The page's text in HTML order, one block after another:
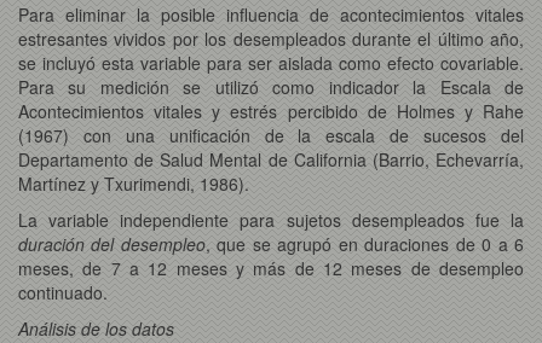
Para eliminar la posible influencia de acontecimientos vitales
estresantes vividos por los desempleados durante el último año,
se incluyó esta variable para ser aislada como efecto covariable.
Para su medición se utilizó como indicador la Escala de
Acontecimientos vitales y estrés percibido de Holmes y Rahe
(1967) con una unificación de la escala de sucesos del
Departamento de Salud Mental de California (Barrio, Echevarría,
Martínez y Txurimendi, 1986).
La variable independiente para sujetos desempleados fue la
duración del desempleo, que se agrupó en duraciones de 0 a 6
meses, de 7 a 12 meses y más de 12 meses de desempleo
continuado.
Análisis de los datos